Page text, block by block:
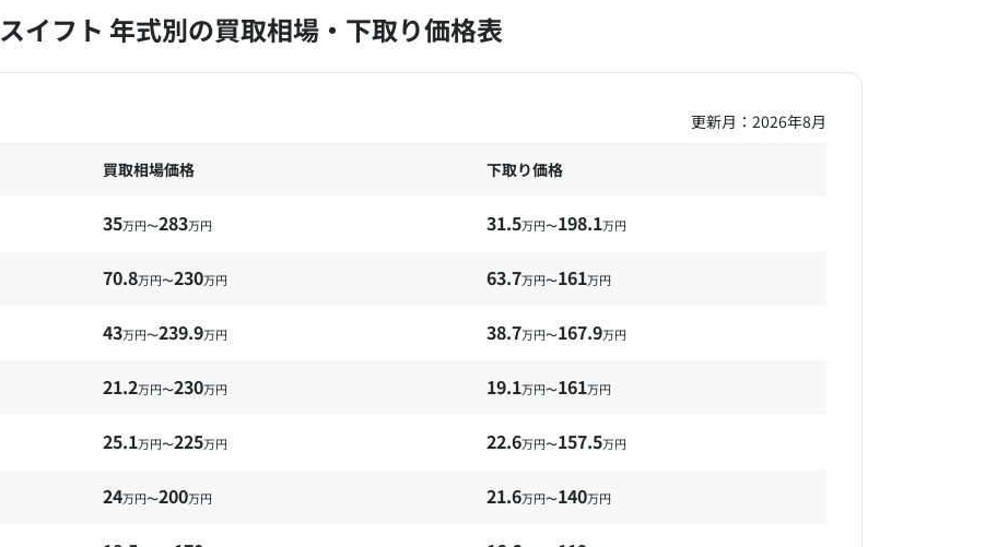
スイフト 年式別の買取相場・下取り価格表
更新月： 2026年8月
買取相場価格 下取り価格
35万円〜283万円 31.5万円〜198.1万円
70.8万円〜230万円 63.7万円〜161万円
43万円〜239.9万円 38.7万円〜167.9万円
21.2万円〜230万円 19.1万円〜161万円
25.1万円〜225万円 22.6万円〜157.5万円
24万円〜200万円 21.6万円〜140万円